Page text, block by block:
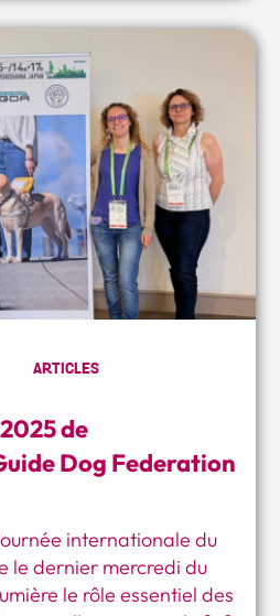
de
Dog Federation
internationale du
le dernier mercredi du
le rôle essentiel des
ARTICLES